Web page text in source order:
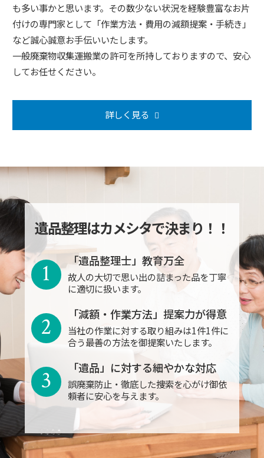
も多い事かと思います。その数少ない状況を経験豊富なお片
付けの専門家として「作業方法・費用の減額提案・手続き」
など誠心誠意お手伝いいたします。
一般廃棄物収集運搬業の許可を所持しておりますので、安心
してお任せください。
詳しく見る
遺品整理はカメシタで決まり！！
「遺品整理士」教育万全
故人の大切で思い出の詰まった品を丁寧
に適切に扱います。
1
「減額・作業方法」提案力が得意
当社の作業に対する取り組みは1件1件に
合う最善の方法を御提案いたします。
2
「遺品」に対する細やかな対応
誤廃棄防止・徹底した捜索を心がけ御依
頼者に安心を与えます。
3